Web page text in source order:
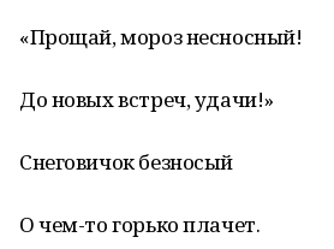
«Прощай, мороз несносный!
До новых встреч, удачи!»
Снеговичок безносый
О чем-то горько плачет.